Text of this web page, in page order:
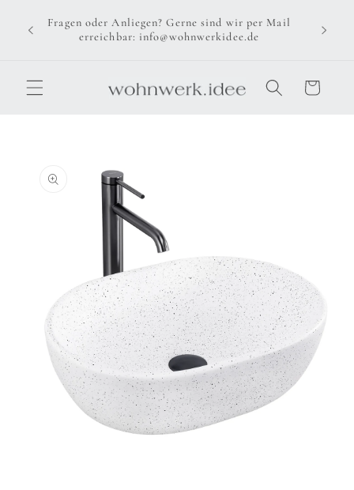
zum
Inhalt
Fragen oder Anliegen? Gerne sind wir per Mail
erreichbar: info@wohnwerkidee.de
Warenkorb